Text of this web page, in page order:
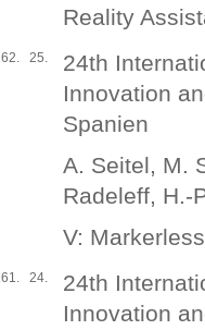
Reality
25.
24th
Innovation
Spanien
A. Seitel, M.
Radeleff, H.-
V:
24.
24th
Innovation